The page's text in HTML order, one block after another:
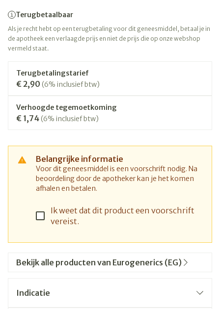
Terugbetaalbaar
Als je recht hebt op een terugbetaling voor dit geneesmiddel, betaal je in
de apotheek een verlaagde prijs en niet de prijs die op onze webshop
vermeld staat.
Terugbetalingstarief
€ 2,90 (6% inclusief btw)
Verhoogde tegemoetkoming
€ 1,74(6% inclusief btw)
Belangrijke informatie
Voor dit geneesmiddel is een voorschrift nodig. Na
beoordeling door de apotheker kan je het komen
afhalen en betalen.
Ik weet dat dit product een voorschrift
vereist.
Bekijk alle producten van Eurogenerics (EG)
Indicatie